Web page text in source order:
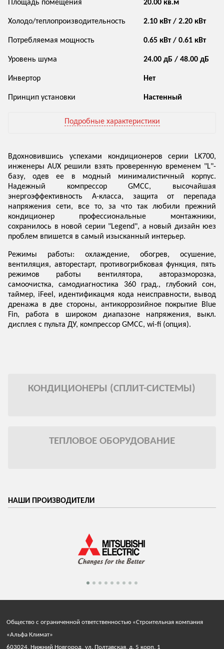
Площадь помещения 20.00 кв.м
Холодо/теплопроизводительность 2.10 кВт / 2.20 кВт
Потребляемая мощность 0.65 кВт / 0.61 кВт
Уровень шума 24.00 дБ / 48.00 дБ
Инвертор Нет
Принцип установки Настенный
Подробные характеристики
Вдохновившись успехами кондиционеров серии LK700,
инженеры AUX решили взять проверенную временем "L"-
базу, одев ее в модный минималистичный корпус.
Надежный компрессор GMCC, высочайшая
энергоэффективность А-класса, защита от перепада
напряжения сети, все то, за что так любили прежний
кондиционер профессиональные монтажники,
сохранилось в новой серии "Legend", а новый дизайн юез
проблем впишется в самый изысканный интерьер.
Режимы работы: охлаждение, обогрев, осушение,
вентиляция, авторестарт, противогрибковая функция, пять
режимов работы вентилятора, авторазморозка,
самоочистка, самодиагностика 360 град., глубокий сон,
таймер, iFeel, идентификацмя кода неисправности, вывод
дренажа в две стороны, антикоррозийное покрытие Blue
Fin, работа в широком диапазоне напряжения, выкл.
дисплея с пульта ДУ, компрессор GMCC, wi-fi (опция).
КОНДИЦИОНЕРЫ (СПЛИТ-СИСТЕМЫ)
ТЕПЛОВОЕ ОБОРУДОВАНИЕ
НАШИ ПРОИЗВОДИТЕЛИ
Общество с ограниченной ответственностью «Строительная компания
«Альфа Климат»
603024, Нижний Новгород, ул. Полтавская, д. 5 корп. 1